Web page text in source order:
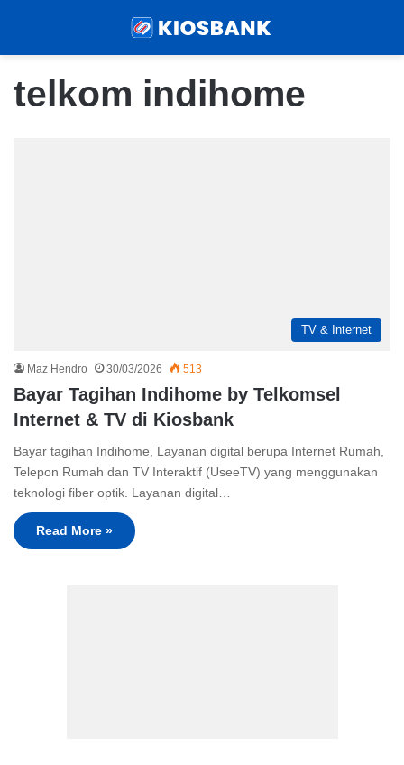
telkom indihome
TV & Internet
Maz Hendro 30/03/2026 513
Bayar Tagihan Indihome by Telkomsel
Internet & TV di Kiosbank
Bayar tagihan Indihome, Layanan digital berupa Internet Rumah,
Telepon Rumah dan TV Interaktif (UseeTV) yang menggunakan
teknologi fiber optik. Layanan digital…
Read More »